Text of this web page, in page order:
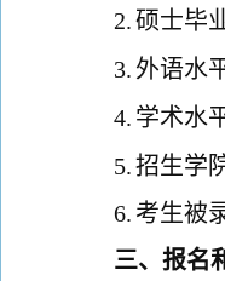
2.硕士毕
3. 外语水
4. 学术水
5.招生学
6. 考生被
三、报名